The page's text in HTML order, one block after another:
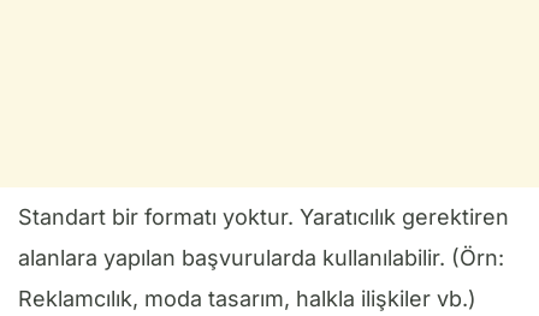
Standart bir formatı yoktur. Yaratıcılık gerektiren
alanlara yapılan başvurularda kullanılabilir. (Örn:
Reklamcılık, moda tasarım, halkla ilişkiler vb.)